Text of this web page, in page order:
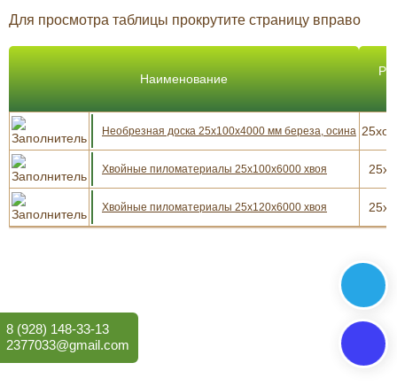
8 (928) 148-33-13
2377033@gmail.com
Для просмотра таблицы прокрутите страницу вправо
Наименование
Необрезная доска 25x100x4000 мм береза, осина
Хвойные пиломатериалы 25x100x6000 хвоя
Хвойные пиломатериалы 25x120x6000 хвоя